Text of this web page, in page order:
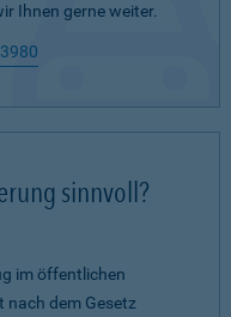
Ihnen gerne weiter.
sinnvoll?
im öffentlichen
nach dem Gesetz